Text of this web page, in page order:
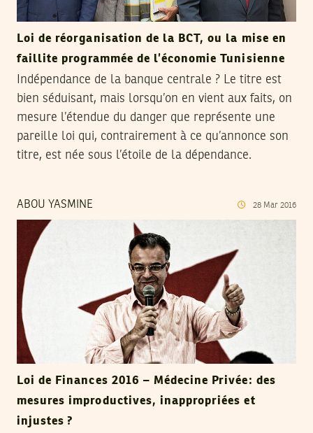
Loi de réorganisation de la BCT, ou la mise en
faillite programmée de l’économie Tunisienne
Indépendance de la banque centrale ? Le titre est
bien séduisant, mais lorsqu’on en vient aux faits, on
mesure l’étendue du danger que représente une
pareille loi qui, contrairement à ce qu’annonce son
titre, est née sous l’étoile de la dépendance.
ABOU YASMINE 28 Mar 2016
Loi de Finances 2016 – Médecine Privée: des
mesures improductives, inappropriées et
injustes ?